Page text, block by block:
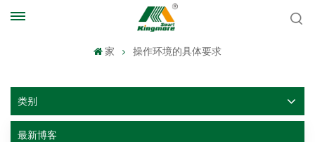
家 操作环境的具体要求
类别
最新博客